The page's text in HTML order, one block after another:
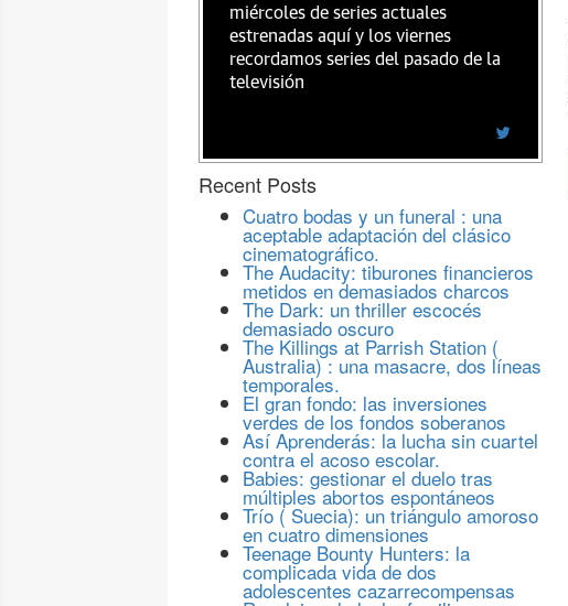
miércoles de series actuales
estrenadas aquí y los viernes
recordamos series del pasado de la
televisión
Recent Posts
Cuatro bodas y un funeral : una
aceptable adaptación del clásico
cinematográfico.
The Audacity: tiburones financieros
metidos en demasiados charcos
The Dark: un thriller escocés
demasiado oscuro
The Killings at Parrish Station (
Australia) : una masacre, dos líneas
temporales.
El gran fondo: las inversiones
verdes de los fondos soberanos
Así Aprenderás: la lucha sin cuartel
contra el acoso escolar.
Babies: gestionar el duelo tras
múltiples abortos espontáneos
Trío ( Suecia): un triángulo amoroso
en cuatro dimensiones
Teenage Bounty Hunters: la
complicada vida de dos
adolescentes cazarrecompensas